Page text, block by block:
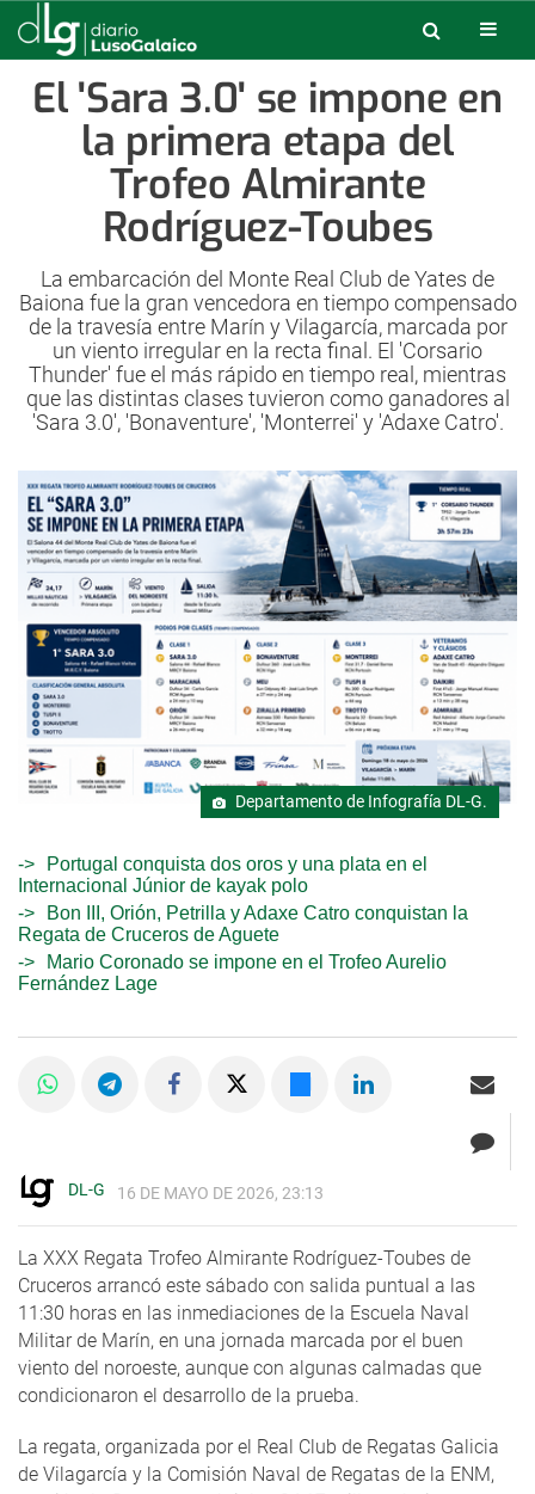
El 'Sara 3.0' se impone en
la primera etapa del
Trofeo Almirante
Rodríguez-Toubes
La embarcación del Monte Real Club de Yates de
Baiona fue la gran vencedora en tiempo compensado
de la travesía entre Marín y Vilagarcía, marcada por
un viento irregular en la recta final. El 'Corsario
Thunder' fue el más rápido en tiempo real, mientras
que las distintas clases tuvieron como ganadores al
'Sara 3.0', 'Bonaventure', 'Monterrei' y 'Adaxe Catro'.
Departamento de Infografía DL-G.
Portugal conquista dos oros y una plata en el
Internacional Júnior de kayak polo
Bon III, Orión, Petrilla y Adaxe Catro conquistan la
Regata de Cruceros de Aguete
Mario Coronado se impone en el Trofeo Aurelio
Fernández Lage
DL-G 16 DE MAYO DE 2026, 23:13
La XXX Regata Trofeo Almirante Rodríguez-Toubes de
Cruceros arrancó este sábado con salida puntual a las
11:30 horas en las inmediaciones de la Escuela Naval
Militar de Marín, en una jornada marcada por el buen
viento del noroeste, aunque con algunas calmadas que
condicionaron el desarrollo de la prueba.
La regata, organizada por el Real Club de Regatas Galicia
de Vilagarcía y la Comisión Naval de Regatas de la ENM,